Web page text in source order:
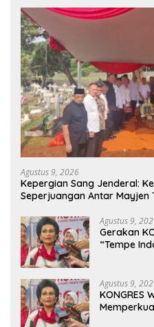
Agustus 9, 2026
Kepergian Sang Jenderal:
Seperjuangan Antar Mayjen
Agustus 9,
Gerakan
“Tempe
Agustus 9,
KONGRES